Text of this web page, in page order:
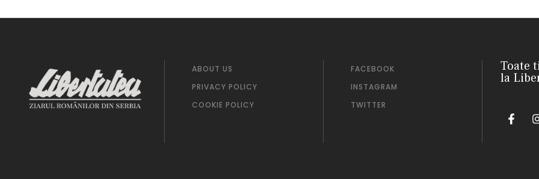
ABOUT US
PRIVACY POLICY
COOKIE POLICY
FACEBOOK
INSTAGRAM
TWITTER
Toate
la